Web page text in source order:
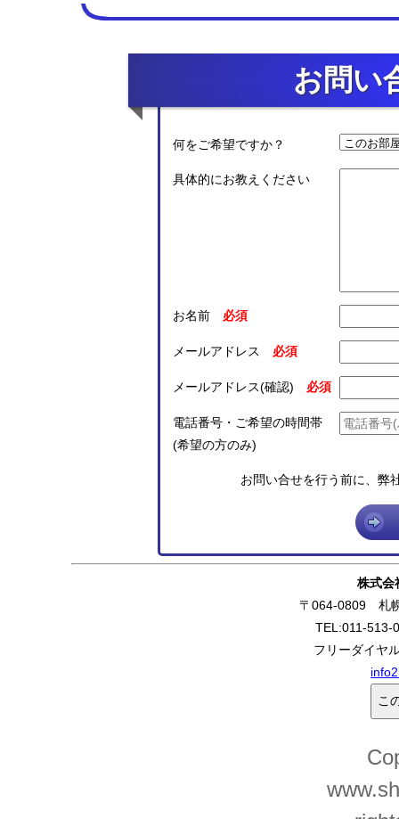
お問い
何をご希望ですか？
具体的にお教えください
お名前
メールアドレス
メールアドレス(確認)
電話番号・ご希望の時間帯
(希望の方のみ)
お問い合せを行う前に、弊
株式会
〒064-0809 札
TEL:011-
フリーダイヤ